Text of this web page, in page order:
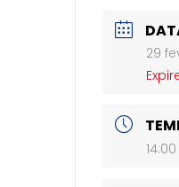
29
14:00